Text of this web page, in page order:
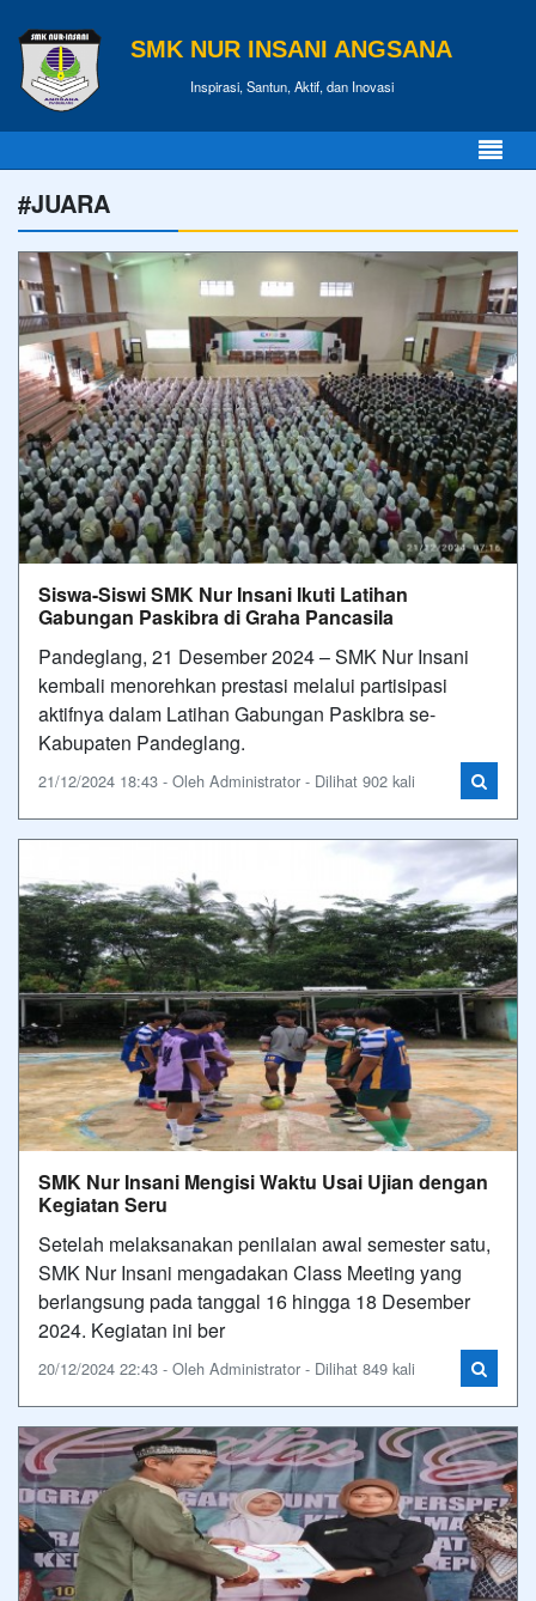
SMK NUR INSANI ANGSANA
Inspirasi, Santun, Aktif, dan Inovasi
#JUARA
Siswa-Siswi SMK Nur Insani Ikuti Latihan
Gabungan Paskibra di Graha Pancasila
Pandeglang, 21 Desember 2024 – SMK Nur Insani
kembali menorehkan prestasi melalui partisipasi
aktifnya dalam Latihan Gabungan Paskibra se-
Kabupaten Pandeglang.
21/12/2024 18:43 - Oleh Administrator - Dilihat 902 kali
SMK Nur Insani Mengisi Waktu Usai Ujian dengan
Kegiatan Seru
Setelah melaksanakan penilaian awal semester satu,
SMK Nur Insani mengadakan Class Meeting yang
berlangsung pada tanggal 16 hingga 18 Desember
2024. Kegiatan ini ber
20/12/2024 22:43 - Oleh Administrator - Dilihat 849 kali